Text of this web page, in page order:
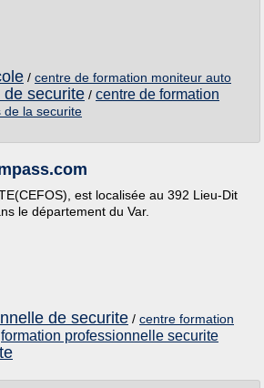
/ centre de formation moniteur auto
securite / centre de formation
de la securite
est localisée au 392 Lieu-Dit
le département du Var.
de securite / centre formation
formation professionnelle securite